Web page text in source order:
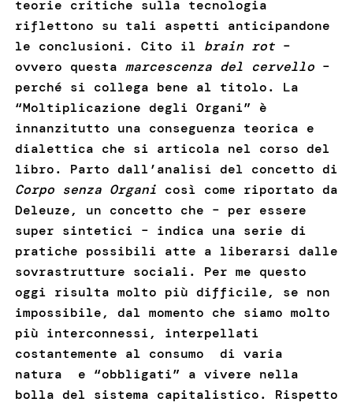
teorie critiche sulla tecnologia
riflettono su tali aspetti anticipandone
le conclusioni. Cito il brain rot–
ovvero questa marcescenza del cervello–
perché si collega bene al titolo. La
“Moltiplicazione degli Organi” è
innanzitutto una conseguenza teorica e
dialettica che si articola nel corso del
libro. Parto dall’analisi del concetto di
Corpo senza Organi così come riportato da
Deleuze, un concetto che – per essere
super sintetici – indica una serie di
pratiche possibili atte a liberarsi dalle
sovrastrutture sociali. Per me questo
oggi risulta molto più difficile, se non
impossibile, dal momento che siamo molto
più interconnessi, interpellati
costantemente al consumo di varia
natura e “obbligati” a vivere nella
bolla del sistema capitalistico. Rispetto